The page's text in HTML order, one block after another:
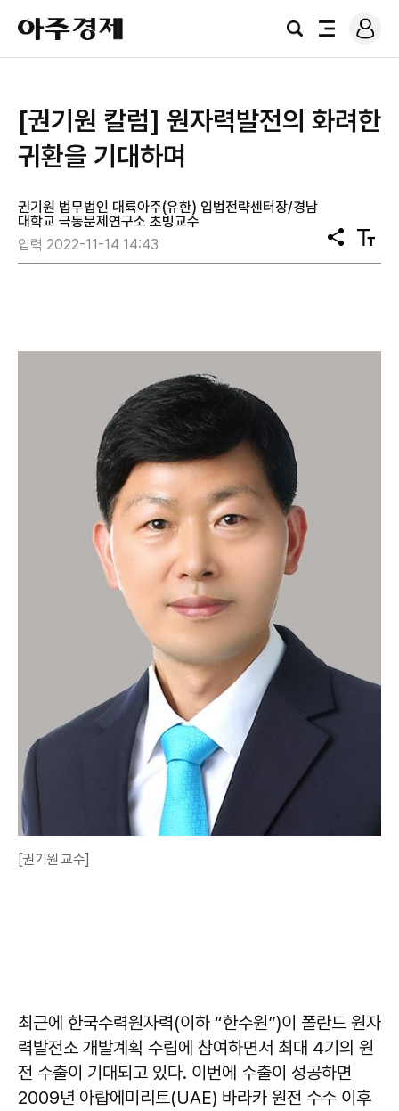
아
주
경
검
전
로
그
[권기원 칼럼] 원자력발전의 화려한
귀환을 기대하며
권기원 법무법인 대륙아주(유한) 입법전략센터장/경남
대학교 극동문제연구소 초빙교수
입력 2022-11-14 14:43
공
유
텍
스
[권기원 교수]
최근에 한국수력원자력(이하 “한수원”)이 폴란드 원자
력발전소 개발계획 수립에 참여하면서 최대 4기의 원
전 수출이 기대되고 있다. 이번에 수출이 성공하면
2009년 아랍에미리트(UAE) 바라카 원전 수주 이후